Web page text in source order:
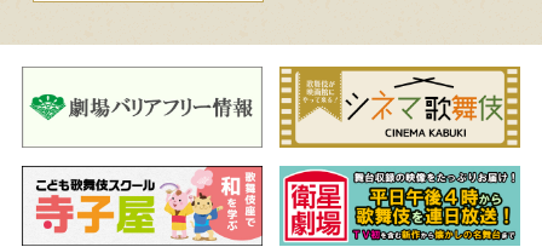
蔵の二人は、源氏の再興を果たすため正体を隠し、秘蔵の兵法書
「六韜三略」を手に入れようとしています。しかし、虎蔵に一途
な恋心を抱く鬼一法眼の娘、皆鶴姫が二人の素性を知ってしま
美しい菊畑の舞台で織りなされる時代絵巻。瑞々しい若衆の虎
蔵役で中村梅丸が初代中村莟玉を名のり披露するひと幕をご覧い
ただきます。